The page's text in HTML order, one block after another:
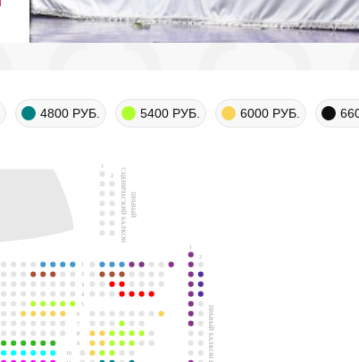
4800 РУБ. 5400 РУБ. 6000 РУБ.
ПРАВЫЙ
СЦЕНИЧЕСКИЙ БАЛКОН
ПРАВЫЙ БАЛКОН Б
2
3
4
5
6
7
8
9
10
2
1
2